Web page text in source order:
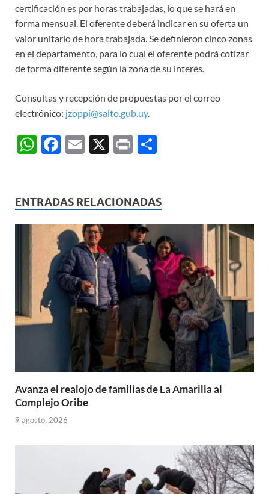
certificación es por horas trabajadas, lo que se hará en
forma mensual. El oferente deberá indicar en su oferta un
valor unitario de hora trabajada. Se definieron cinco zonas
en el departamento, para lo cual el oferente podrá cotizar
de forma diferente según la zona de su interés.
Consultas y recepción de propuestas por el correo
electrónico: jzoppi@salto.gub.uy.
W
s
A
F
b
o
o
k
E
X
P
p
ar
ti
r
ENTRADAS RELACIONADAS
Avanza el realojo de familias de La Amarilla al
Complejo Oribe
9 agosto, 2026